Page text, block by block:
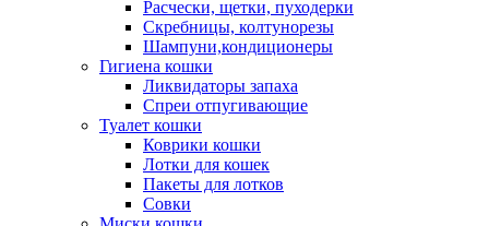
Расчески, щетки, пуходерки
Скребницы, колтунорезы
Шампуни,кондиционеры
Гигиена кошки
Ликвидаторы запаха
Спреи отпугивающие
Туалет кошки
Коврики кошки
Лотки для кошек
Пакеты для лотков
Совки